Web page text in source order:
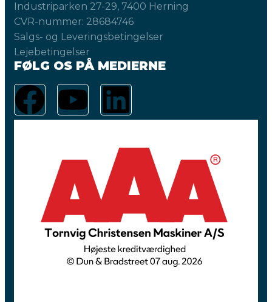
Industriparken 27-29, 7400 Herning
CVR-nummer: 28684746
Salgs- og Leveringsbetingelser
Lejebetingelser
FØLG OS PÅ MEDIERNE